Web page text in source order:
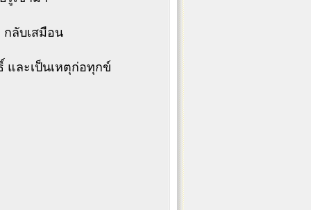
ลับเสมือน
และเป็นเหตุก่อทุกข์